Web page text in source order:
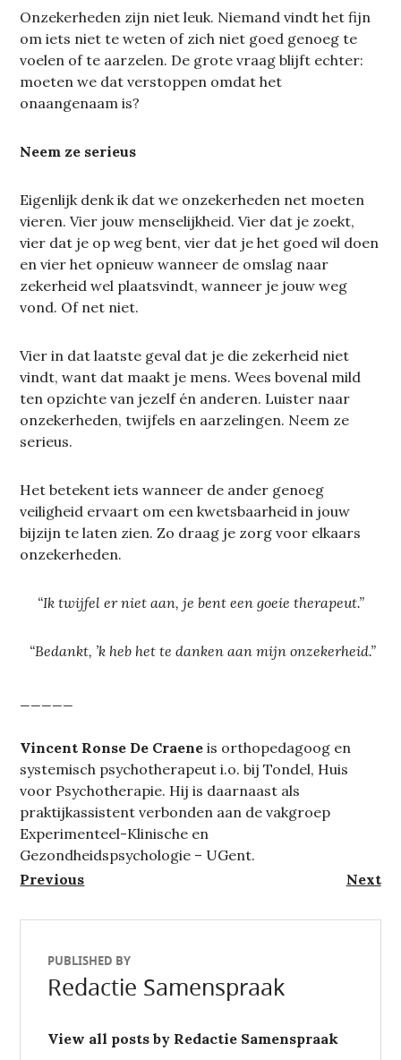
Onzekerheden zijn niet leuk. Niemand vindt het fijn
om iets niet te weten of zich niet goed genoeg te
voelen of te aarzelen. De grote vraag blijft echter:
moeten we dat verstoppen omdat het
onaangenaam is?
Neem ze serieus
Eigenlijk denk ik dat we onzekerheden net moeten
vieren. Vier jouw menselijkheid. Vier dat je zoekt,
vier dat je op weg bent, vier dat je het goed wil doen
en vier het opnieuw wanneer de omslag naar
zekerheid wel plaatsvindt, wanneer je jouw weg
vond. Of net niet.
Vier in dat laatste geval dat je die zekerheid niet
vindt, want dat maakt je mens. Wees bovenal mild
ten opzichte van jezelf én anderen. Luister naar
onzekerheden, twijfels en aarzelingen. Neem ze
serieus.
Het betekent iets wanneer de ander genoeg
veiligheid ervaart om een kwetsbaarheid in jouw
bijzijn te laten zien. Zo draag je zorg voor elkaars
onzekerheden.
“Ik twijfel er niet aan, je bent een goeie therapeut.”
“Bedankt, ’k heb het te danken aan mijn onzekerheid.”
Vincent Ronse De Craeneis orthopedagoog en
systemisch psychotherapeut i.o. bij Tondel, Huis
voor Psychotherapie. Hij is daarnaast als
praktijkassistent verbonden aan de vakgroep
Experimenteel-Klinische en
Gezondheidspsychologie – UGent.
Berichtnavigatie
Previous
post:
Next
post:
PUBLISHED BY
Redactie Samenspraak
View all posts by Redactie Samenspraak